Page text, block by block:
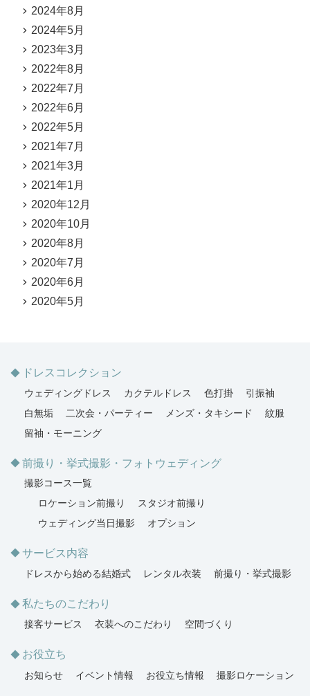
2024年8月
2024年5月
2023年3月
2022年8月
2022年7月
2022年6月
2022年5月
2021年7月
2021年3月
2021年1月
2020年12月
2020年10月
2020年8月
2020年7月
2020年6月
2020年5月
ドレスコレクション
ウェディングドレス カクテルドレス 色打掛
引振袖
白無垢
二次会・パーティー メンズ・タキシード
紋服
留袖・モーニング
前撮り・挙式撮影・フォトウェディング
撮影コース一覧
ロケーション前撮り
スタジオ前撮り
ウェディング当日撮影
オプション
サービス内容
ドレスから始める結婚式 レンタル衣装 前撮り・挙式撮影
私たちのこだわり
接客サービス 衣装へのこだわり 空間づくり
お役立ち
お知らせ イベント情報 お役立ち情報 撮影ロケーション